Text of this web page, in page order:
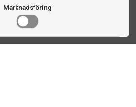
Marknadsföring